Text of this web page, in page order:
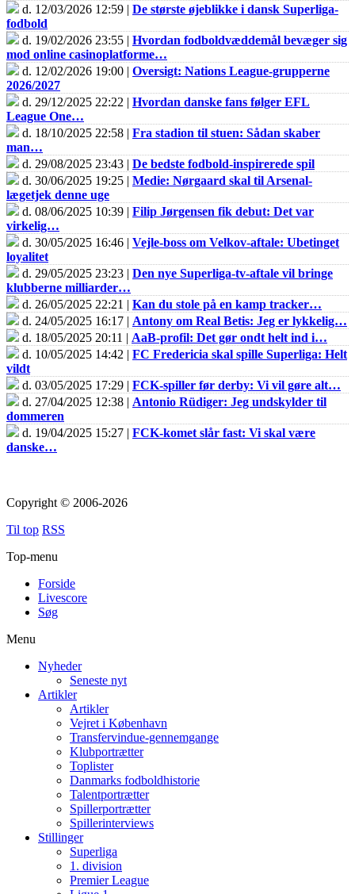
d. 12/03/2026 12:59 | De største øjeblikke i dansk Superliga-
fodbold
d. 19/02/2026 23:55 | Hvordan fodboldvæddemål bevæger sig
mod online casinoplatforme…
d. 12/02/2026 19:00 | Oversigt: Nations League-grupperne
2026/2027
d. 29/12/2025 22:22 | Hvordan danske fans følger EFL
League One…
d. 18/10/2025 22:58 | Fra stadion til stuen: Sådan skaber
man…
d. 29/08/2025 23:43 | De bedste fodbold-inspirerede spil
d. 30/06/2025 19:25 | Medie: Nørgaard skal til Arsenal-
lægetjek denne uge
d. 08/06/2025 10:39 | Filip Jørgensen fik debut: Det var
virkelig…
d. 30/05/2025 16:46 | Vejle-boss om Velkov-aftale: Ubetinget
loyalitet
d. 29/05/2025 23:23 | Den nye Superliga-tv-aftale vil bringe
klubberne milliarder…
d. 26/05/2025 22:21 | Kan du stole på en kamp tracker…
d. 24/05/2025 16:17 | Antony om Real Betis: Jeg er lykkelig…
d. 18/05/2025 20:11 | AaB-profil: Det gør ondt helt ind i…
d. 10/05/2025 14:42 | FC Fredericia skal spille Superliga: Helt
vildt
d. 03/05/2025 17:29 | FCK-spiller før derby: Vi vil gøre alt…
d. 27/04/2025 12:38 | Antonio Rüdiger: Jeg undskylder til
dommeren
d. 19/04/2025 15:27 | FCK-komet slår fast: Vi skal være
danske…
Copyright © 2006-2026
Til top RSS
Top-menu
Forside
Livescore
Søg
Menu
Nyheder
Seneste nyt
Artikler
Artikler
Vejret i København
Transfervindue-gennemgange
Klubportrætter
Toplister
Danmarks fodboldhistorie
Talentportrætter
Spillerportrætter
Spillerinterviews
Stillinger
Superliga
1. division
Premier League